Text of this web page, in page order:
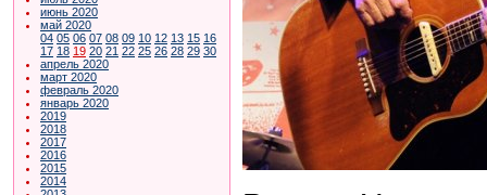
июнь 2020
май 2020
04 05 06 07 08 09 10 12 13 15 16
17 18 19 20 21 22 25 26 28 29 30
апрель 2020
март 2020
февраль 2020
январь 2020
2019
2018
2017
2016
2015
2014